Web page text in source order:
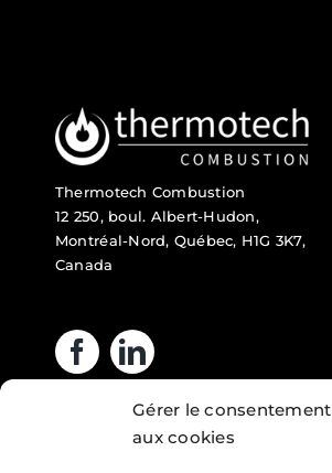
Gérer le consentement
aux cookies
Thermotech Combustion
12 250, boul. Albert-Hudon,
Montréal-Nord, Québec, H1G 3K7,
Canada
Heures d’ouverture